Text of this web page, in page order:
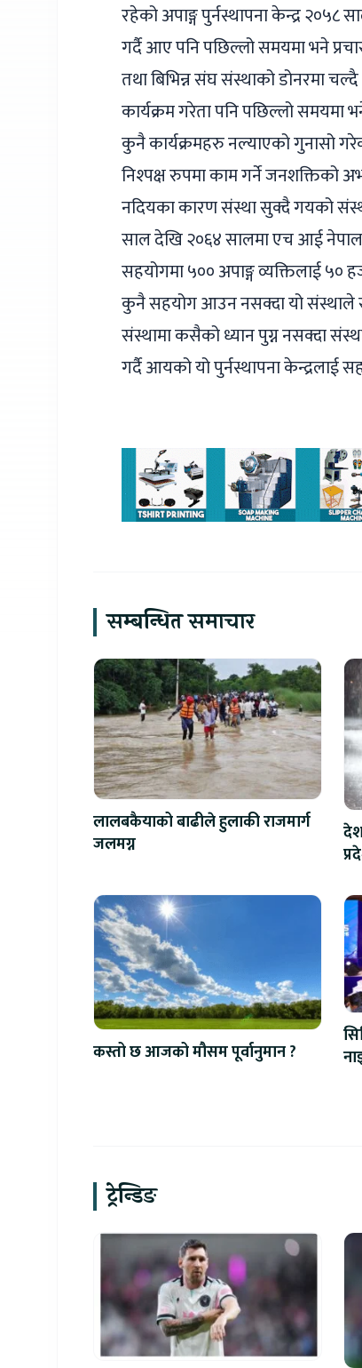
रहेको अपाङ्ग पुर्नस्थापना केन्द्र
गर्दै आए पनि पछिल्लो समयमा भने
तथा बिभिन्न संघ संस्थाको डोनरमा
कार्यक्रम गरेता पनि पछिल्लो
कुनै कार्यक्रमहरु नल्याएको गुनासो
निश्पक्ष रुपमा काम गर्ने
नदियका कारण संस्था सुक्दै गयको
साल देखि २०६४ सालमा एच आई
सहयोगमा ५०० अपाङ्ग व्यक्तिलाई
कुनै सहयोग आउन नसक्दा यो संस्थाले
संस्थामा कसैको ध्यान पुग्न नसक्दा
गर्दै आयको यो पुर्नस्थापना केन्द्रलाई
सम्बन्धित समाचार
लालबकैयाको बाढीले हुलाकी राजमार्ग
जलमग्न
कस्तो छ आजको मौसम पूर्वानुमान ?
ट्रेन्डिङ